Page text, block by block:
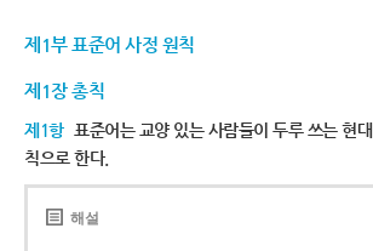
제1부 표준어 사정 원칙
제1장 총칙
제1항 표준어는 교양 있는 사람들이 두루 쓰는 현
칙으로 한다.
해설